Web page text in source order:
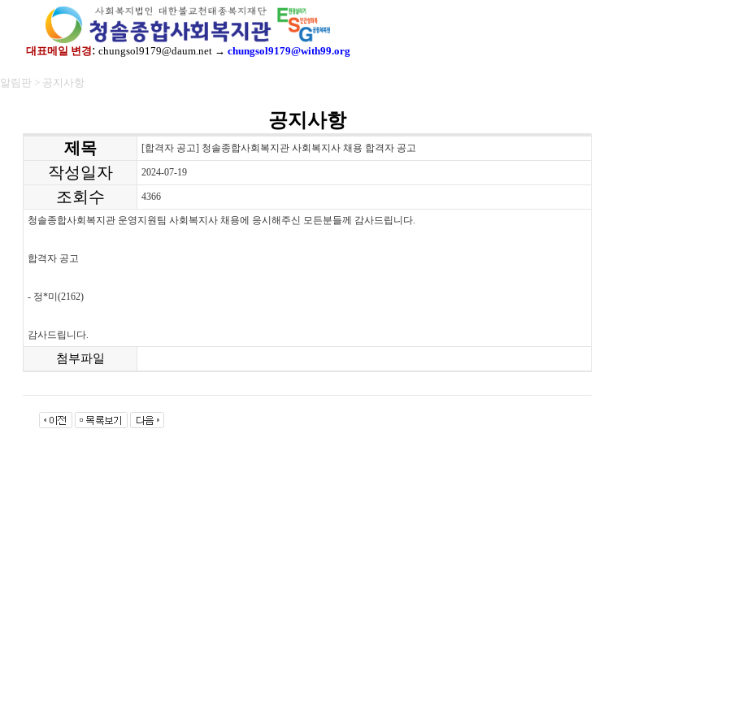
대표메일 변경: chungsol9179@daum.net → chungsol9179@with99.org
알림판 > 공지사항
공지사항
제목 [합격자 공고] 청솔종합사회복지관 사회복지사 채용 합격자 공고
작성일자 2024-07-19
조회수 4366
청솔종합사회복지관 운영지원팀 사회복지사 채용에 응시해주신 모든분들께 감사드립니다.
합격자 공고
- 정*미(2162)
감사드립니다.
첨부파일